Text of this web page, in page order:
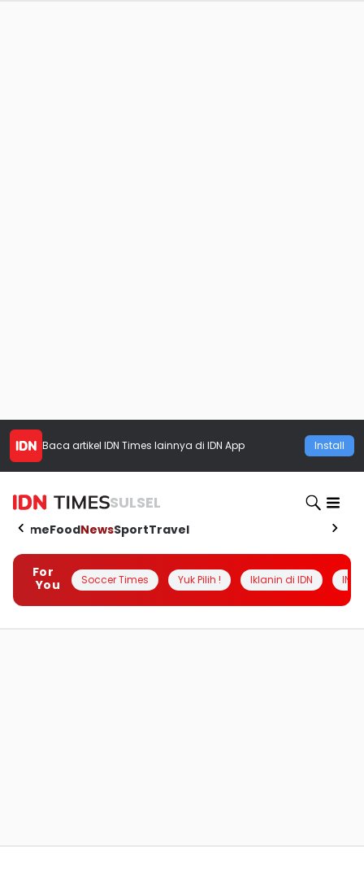
Baca artikel IDN Times lainnya di IDN App Install
SULSEL
HomeFoodNewsSportTravel
For
You
Soccer Times Yuk Pilih ! Iklanin di IDN